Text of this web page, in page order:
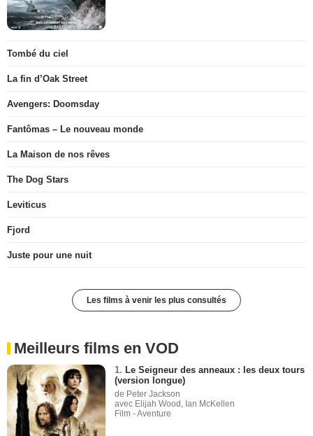
Tombé du ciel
La fin d’Oak Street
Avengers: Doomsday
Fantômas – Le nouveau monde
La Maison de nos rêves
The Dog Stars
Leviticus
Fjord
Juste pour une nuit
Les films à venir les plus consultés
Meilleurs films en VOD
1. Le Seigneur des anneaux : les deux tours
(version longue)
de Peter Jackson
avec Elijah Wood, Ian McKellen
Film - Aventure